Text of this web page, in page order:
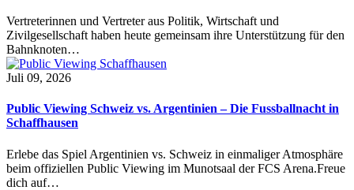
Vertreterinnen und Vertreter aus Politik, Wirtschaft und
Zivilgesellschaft haben heute gemeinsam ihre Unterstützung für den
Bahnknoten…
Juli 09, 2026
Public Viewing Schweiz vs. Argentinien – Die Fussballnacht in
Schaffhausen
Erlebe das Spiel Argentinien vs. Schweiz in einmaliger Atmosphäre
beim offiziellen Public Viewing im Munotsaal der FCS Arena.Freue
dich auf…